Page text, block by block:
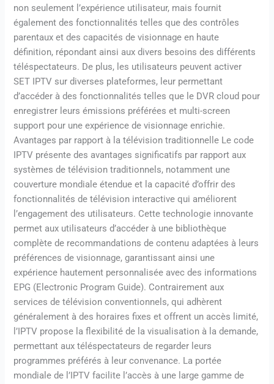
non seulement l’expérience utilisateur, mais fournit
également des fonctionnalités telles que des contrôles
parentaux et des capacités de visionnage en haute
définition, répondant ainsi aux divers besoins des différents
téléspectateurs. De plus, les utilisateurs peuvent activer
SET IPTV sur diverses plateformes, leur permettant
d’accéder à des fonctionnalités telles que le DVR cloud pour
enregistrer leurs émissions préférées et multi-screen
support pour une expérience de visionnage enrichie.
Avantages par rapport à la télévision traditionnelle Le code
IPTV présente des avantages significatifs par rapport aux
systèmes de télévision traditionnels, notamment une
couverture mondiale étendue et la capacité d’offrir des
fonctionnalités de télévision interactive qui améliorent
l’engagement des utilisateurs. Cette technologie innovante
permet aux utilisateurs d’accéder à une bibliothèque
complète de recommandations de contenu adaptées à leurs
préférences de visionnage, garantissant ainsi une
expérience hautement personnalisée avec des informations
EPG (Electronic Program Guide). Contrairement aux
services de télévision conventionnels, qui adhèrent
généralement à des horaires fixes et offrent un accès limité,
l’IPTV propose la flexibilité de la visualisation à la demande,
permettant aux téléspectateurs de regarder leurs
programmes préférés à leur convenance. La portée
mondiale de l’IPTV facilite l’accès à une large gamme de